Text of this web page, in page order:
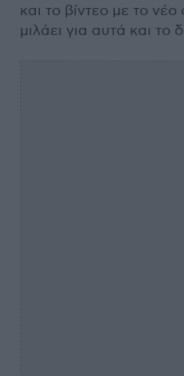
και το βίντεο με το
μιλάει για αυτά και το